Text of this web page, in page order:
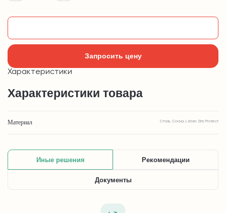
Запросить цену
Характеристики
Характеристики товара
Материал Сталь, Сосна, Leber Zinc Protect
Иные решения Рекомендации
Документы